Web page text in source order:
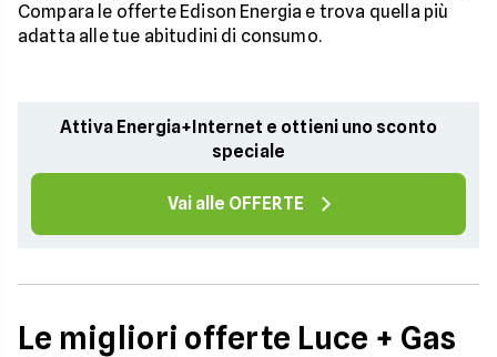
Compara le offerte Edison Energia e trova quella più
adatta alle tue abitudini di consumo.
Attiva Energia+Internet e ottieni uno sconto
speciale
Vai alle OFFERTE
Le migliori offerte Luce + Gas